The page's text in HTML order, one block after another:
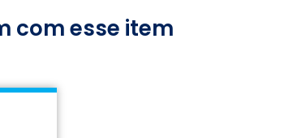
com esse item